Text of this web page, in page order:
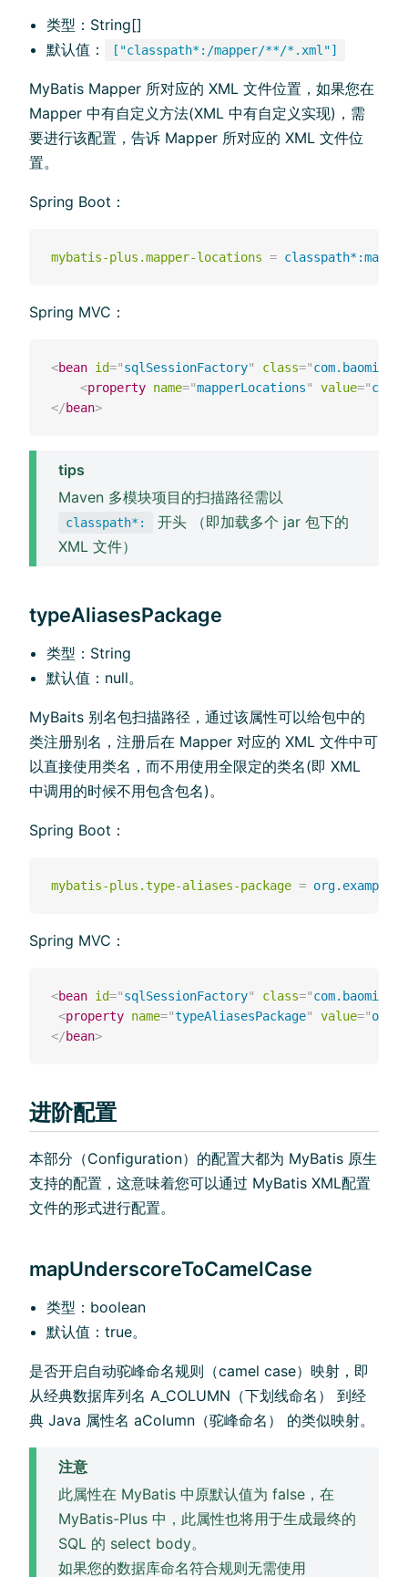
类型：String[]
默认值：
["classpath*:/mapper/**/*.xml"]
MyBatis Mapper 所对应的 XML 文件位置，如果您在
Mapper 中有自定义方法(XML 中有自定义实现)，需
要进行该配置，告诉 Mapper 所对应的 XML 文件位
置。
Spring Boot：
mybatis-plus.mapper-locations =
Spring MVC：
<bean id="sqlSessionFactory" class="
<property name="mapperLocations" value="
</bean>
tips
Maven 多模块项目的扫描路径需以
classpath*:
开头 （即加载多个 jar 包下的
XML 文件）
typeAliasesPackage
类型：String
默认值：null。
MyBaits 别名包扫描路径，通过该属性可以给包中的
类注册别名，注册后在 Mapper 对应的 XML 文件中可
以直接使用类名，而不用使用全限定的类名(即 XML
中调用的时候不用包含包名)。
Spring Boot：
mybatis-plus.type-aliases-package =
Spring MVC：
<bean id="sqlSessionFactory" class="
<property name="typeAliasesPackage" value="
</bean>
进阶配置
本部分（Configuration）的配置⼤都为 MyBatis 原⽣
⽀持的配置，这意味着您可以通过 MyBatis XML配置
⽂件的形式进⾏配置。
mapUnderscoreToCamelCase
类型：boolean
默认值：true。
是否开启⾃动驼峰命名规则（camel case）映射，即
从经典数据库列名 A_COLUMN（下划线命名） 到经
典 Java 属性名 aColumn（驼峰命名） 的类似映射。
注意
此属性在 MyBatis 中原默认值为 false，在
MyBatis-Plus 中，此属性也将⽤于⽣成最终的
SQL 的 select body。
如果您的数据库命名符合规则⽆需使⽤